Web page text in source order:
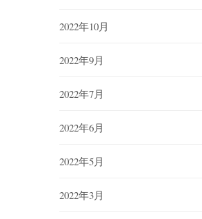
2022年10月
2022年9月
2022年7月
2022年6月
2022年5月
2022年3月